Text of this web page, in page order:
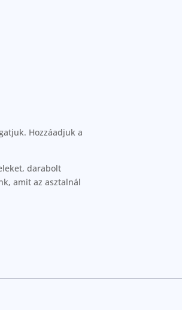
Hozzáadjuk a
darabolt
amit az asztalnál